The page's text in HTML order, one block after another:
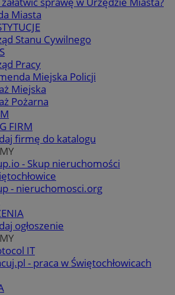
Miasta
Stanu Cywilnego
Pracy
Miejska Policji
Miejska
Pożarna
FIRM
firmę do katalogu
- Skup nieruchomości
- nieruchomosci.org
ogłoszenie
IT
- praca w Świętochłowicach